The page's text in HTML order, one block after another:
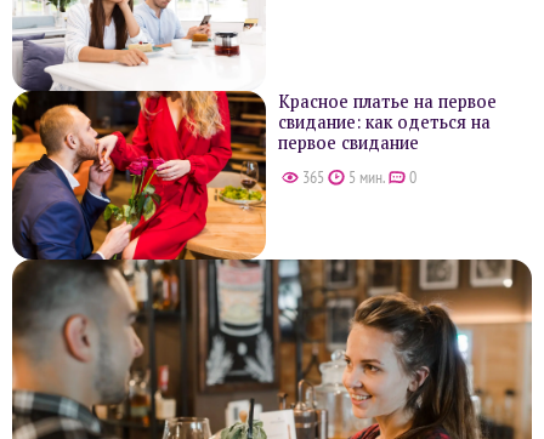
Красное платье на первое
свидание: как одеться на
первое свидание
365 5 мин. 0